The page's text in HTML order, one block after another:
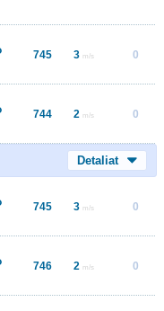
745 3 m/s 0
744 2 m/s 0
Detaliat
745 3 m/s 0
746 2 m/s 0